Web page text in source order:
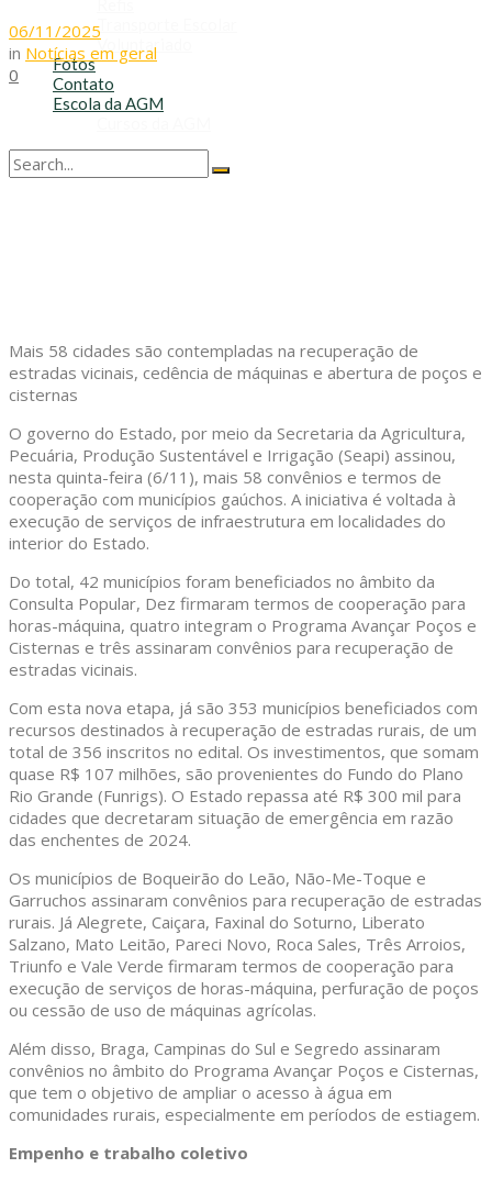
Transporte Escolar
Voluntariado
Fotos
Contato
Escola da AGM
06/11/2025
in Notícias em geral
0
Mais 58 cidades são contempladas na recuperação de
estradas vicinais, cedência de máquinas e abertura de poços e
cisternas
O governo do Estado, por meio da Secretaria da Agricultura,
Pecuária, Produção Sustentável e Irrigação (Seapi) assinou,
nesta quinta-feira (6/11), mais 58 convênios e termos de
cooperação com municípios gaúchos. A iniciativa é voltada à
execução de serviços de infraestrutura em localidades do
interior do Estado.
Do total, 42 municípios foram beneficiados no âmbito da
Consulta Popular, Dez firmaram termos de cooperação para
horas-máquina, quatro integram o Programa Avançar Poços e
Cisternas e três assinaram convênios para recuperação de
estradas vicinais.
Com esta nova etapa, já são 353 municípios beneficiados com
recursos destinados à recuperação de estradas rurais, de um
total de 356 inscritos no edital. Os investimentos, que somam
quase R$ 107 milhões, são provenientes do Fundo do Plano
Rio Grande (Funrigs). O Estado repassa até R$ 300 mil para
cidades que decretaram situação de emergência em razão
das enchentes de 2024.
Os municípios de Boqueirão do Leão, Não-Me-Toque e
Garruchos assinaram convênios para recuperação de estradas
rurais. Já Alegrete, Caiçara, Faxinal do Soturno, Liberato
Salzano, Mato Leitão, Pareci Novo, Roca Sales, Três Arroios,
Triunfo e Vale Verde firmaram termos de cooperação para
execução de serviços de horas-máquina, perfuração de poços
ou cessão de uso de máquinas agrícolas.
Além disso, Braga, Campinas do Sul e Segredo assinaram
convênios no âmbito do Programa Avançar Poços e Cisternas,
que tem o objetivo de ampliar o acesso à água em
comunidades rurais, especialmente em períodos de estiagem.
Empenho e trabalho coletivo